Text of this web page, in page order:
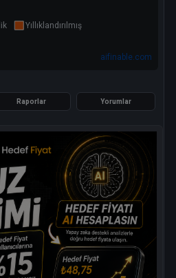
Yıllıklandırılmış
aifinable.com
Raporlar Yorumlar